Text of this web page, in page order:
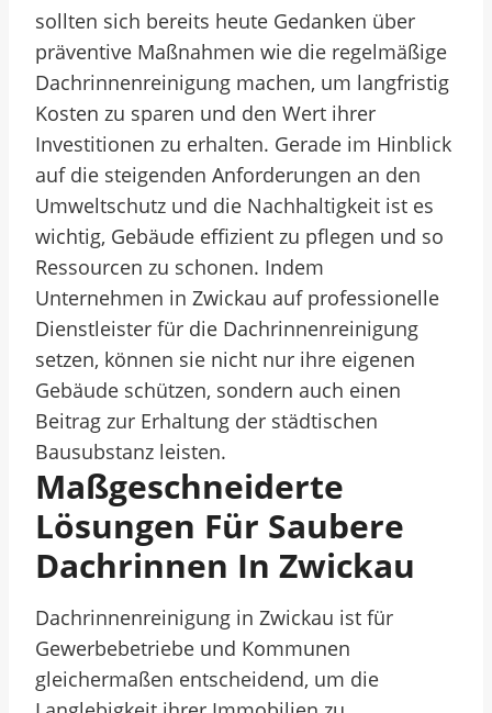
sollten sich bereits heute Gedanken über
präventive Maßnahmen wie die regelmäßige
Dachrinnenreinigung machen, um langfristig
Kosten zu sparen und den Wert ihrer
Investitionen zu erhalten. Gerade im Hinblick
auf die steigenden Anforderungen an den
Umweltschutz und die Nachhaltigkeit ist es
wichtig, Gebäude effizient zu pflegen und so
Ressourcen zu schonen. Indem
Unternehmen in Zwickau auf professionelle
Dienstleister für die Dachrinnenreinigung
setzen, können sie nicht nur ihre eigenen
Gebäude schützen, sondern auch einen
Beitrag zur Erhaltung der städtischen
Bausubstanz leisten.
Maßgeschneiderte
Lösungen Für Saubere
Dachrinnen In Zwickau
Dachrinnenreinigung in Zwickau ist für
Gewerbebetriebe und Kommunen
gleichermaßen entscheidend, um die